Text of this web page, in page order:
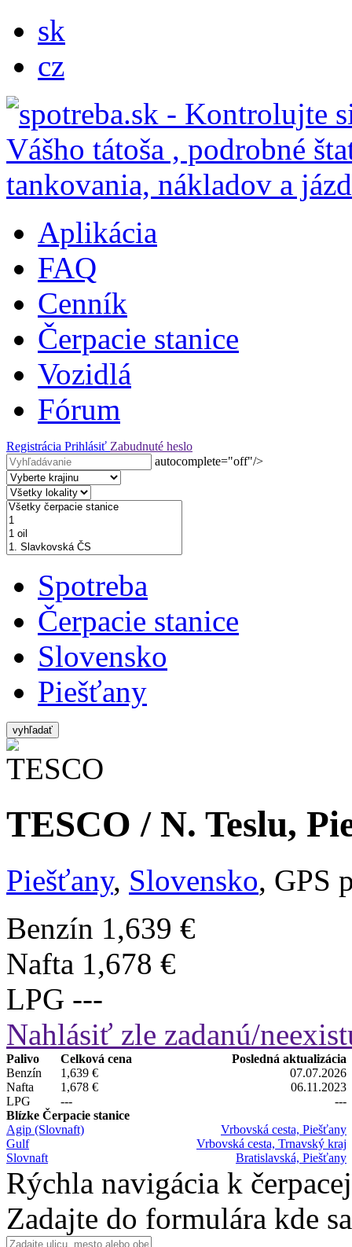
sk
cz
Aplikácia
FAQ
Cenník
Čerpacie stanice
Vozidlá
Fórum
Registrácia Prihlásiť Zabudnuté heslo
autocomplete="off"/>
Spotreba
Čerpacie stanice
Slovensko
Piešťany
vyhľadať
TESCO / N. Teslu,
Piešťany, Slovensko, GPS
Benzín 1,639 €
Nafta 1,678 €
LPG ---
Nahlásiť zle zadanú/
Palivo Celková cena
Posledná aktualizácia
Benzín
1,639 €
07.07.2026
Nafta
1,678 €
06.11.2023
LPG
---
---
Blízke Čerpacie stanice
Agip (Slovnaft)
Vrbovská cesta, Piešťany
Gulf
Vrbovská cesta, Trnavský kraj
Slovnaft
Bratislavská, Piešťany
Rýchla navigácia k
Zadajte do formulára kde